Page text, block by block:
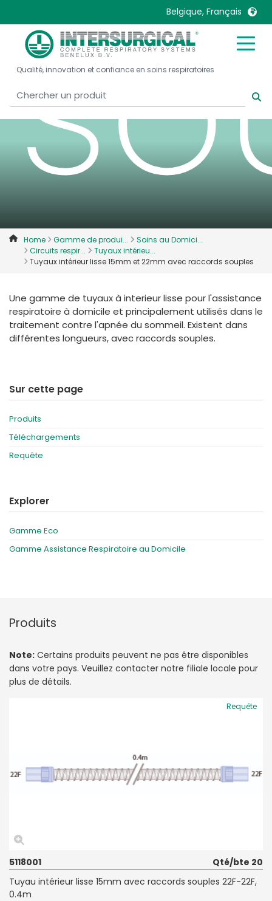
Belgique, Français
United Kingdom
United States
Australia
Belgique, Français
Canada, English
Canada, Français
Denmark
Deutschland
France
Italia
Malaysia
Mexico
Sweden
International English
Qualité, innovation et confiance en soins respiratoires
Home Gamme de produi...
Soins au Domici...
Circuits respir...
Tuyaux intérieu...
Tuyaux intérieur lisse 15mm et 22mm avec raccords souples
Une gamme de tuyaux à interieur lisse pour l'assistance
respiratoire à domicile et principalement utilisés dans le
traitement contre l'apnée du sommeil. Existent dans
différentes longueurs, avec raccords souples.
Sur cette page
Produits
Téléchargements
Requête
Explorer
Gamme Eco
Gamme Assistance Respiratoire au Domicile
Produits
Note: Certains produits peuvent ne pas être disponibles
dans votre pays. Veuillez contacter notre filiale locale pour
plus de détails.
Requête
5118001
Qté/bte 20
Tuyau intérieur lisse 15mm avec raccords souples 22F-22F,
0.4m